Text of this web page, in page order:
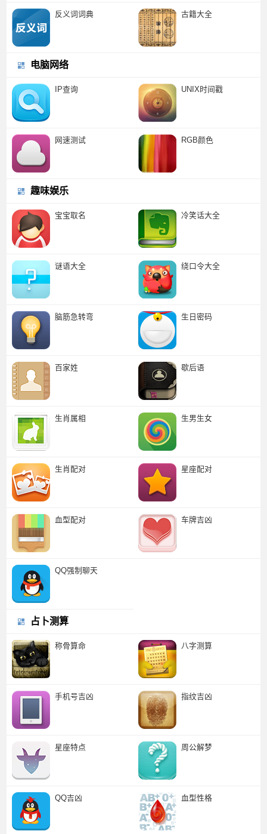
反义词词典 古籍大全
电脑网络
IP查询 UNIX时间戳
网速测试 RGB颜色
趣味娱乐
宝宝取名 冷笑话大全
谜语大全 绕口令大全
脑筋急转弯 生日密码
百家姓 歇后语
生肖属相 生男生女
生肖配对 星座配对
血型配对 车牌吉凶
QQ强制聊天
占卜测算
称骨算命 八字测算
手机号吉凶 指纹吉凶
星座特点 周公解梦
QQ吉凶 血型性格